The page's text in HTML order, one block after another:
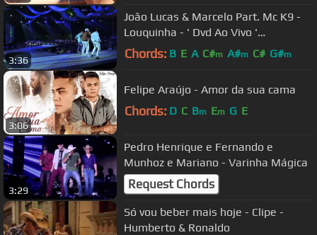
3:36
João Lucas & Marcelo Part. Mc K9 -
Louquinha - ' Dvd Ao Vivo '
Lançamento De ２０１２
Chords: B E A C#m A#m C# G#m
3:06
Felipe Araújo - Amor da sua cama
Chords: D C Bm Em G E
3:29
Pedro Henrique e Fernando e
Munhoz e Mariano - Varinha Mágica
Request Chords
Só vou beber mais hoje - Clipe -
Humberto & Ronaldo